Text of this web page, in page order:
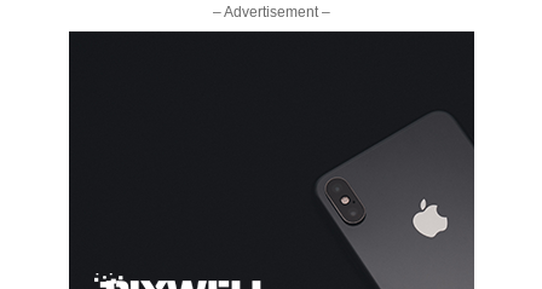
– Advertisement –